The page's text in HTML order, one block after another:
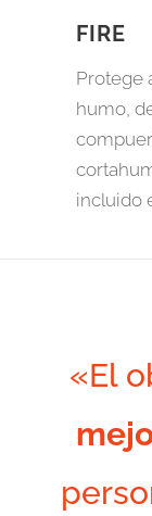
FIRE
Protege
humo,
incluido
«El